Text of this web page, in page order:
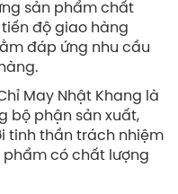
sản phẩm chất
độ giao hàng
đáp ứng nhu cầu
May Nhật Khang là
bộ phận sản xuất,
tinh thần trách nhiệm
có chất lượng